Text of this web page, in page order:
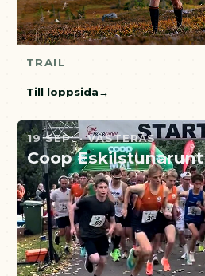
TRAIL
Till loppsida
19 SEP. · VÄSTERÅS
Coop Eskilstunarunt